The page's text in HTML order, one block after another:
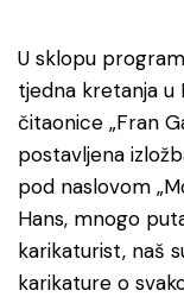
U sklopu
tjedna kretanja u
čitaonice „Fran
postavljena
pod naslovom
Hans, mnogo
karikaturist, naš
karikature o